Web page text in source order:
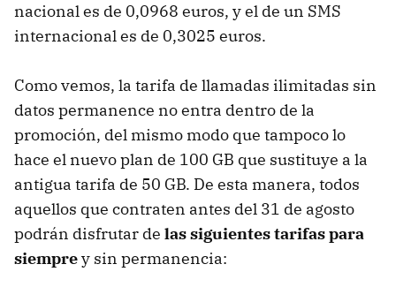
nacional es de 0,0968 euros, y el de un SMS
internacional es de 0,3025 euros.
Como vemos, la tarifa de llamadas ilimitadas sin
datos permanence no entra dentro de la
promoción, del mismo modo que tampoco lo
hace el nuevo plan de 100 GB que sustituye a la
antigua tarifa de 50 GB. De esta manera, todos
aquellos que contraten antes del 31 de agosto
podrán disfrutar de las siguientes tarifas para
siemprey sin permanencia: